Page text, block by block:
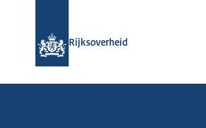
Rijksoverheid